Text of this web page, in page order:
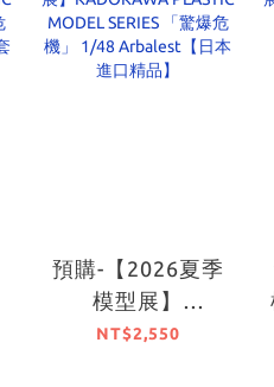
預購-【2026夏季
模型展】
KADOKAWA
NT$2,550